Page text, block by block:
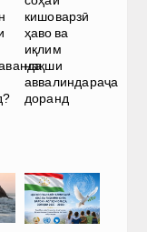
кишоварзӣ
ҳаво ва
иқлим
нақши
аввалиндараҷа
доранд